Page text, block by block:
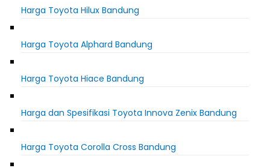
Harga Toyota Hilux Bandung
Harga Toyota Alphard Bandung
Harga Toyota Hiace Bandung
Harga dan Spesifikasi Toyota Innova Zenix Bandung
Harga Toyota Corolla Cross Bandung